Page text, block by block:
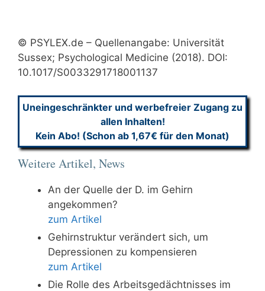
© PSYLEX.de – Quellenangabe: Universität
Sussex; Psychological Medicine (2018). DOI:
10.1017/S0033291718001137
Uneingeschränkter und werbefreier Zugang zu
allen Inhalten!
Kein Abo! (Schon ab 1,67€ für den Monat)
Weitere Artikel, News
An der Quelle der D. im Gehirn
angekommen?
zum Artikel
Gehirnstruktur verändert sich, um
Depressionen zu kompensieren
zum Artikel
Die Rolle des Arbeitsgedächtnisses im